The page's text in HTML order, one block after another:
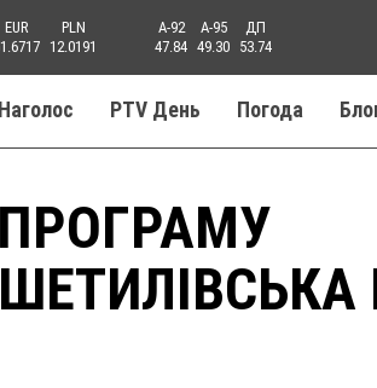
EUR
PLN
12.0191
A-92
47.84
A-95
49.30
ДП
53.74
Наголос PTV День Погода